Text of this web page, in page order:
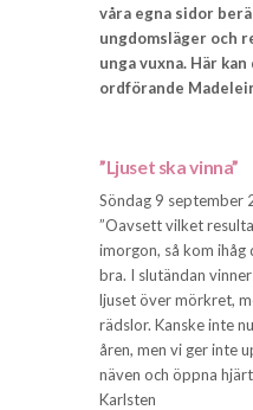
våra egna sidor
ungdomsläger och
unga vuxna. Här kan
ordförande
”Ljuset ska vinna”
Söndag 9 september
”Oavsett vilket
imorgon, så kom
bra. I slutändan
ljuset över mörkret,
rädslor. Kanske inte
åren, men vi ger inte
näven och öppna
Karlsten